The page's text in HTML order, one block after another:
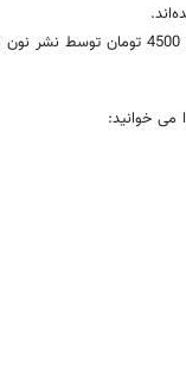
می خوانید: